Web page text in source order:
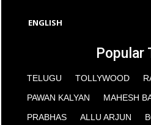
ENGLISH
Popular
TELUGU TOLLYWOOD
PAWAN KALYAN
MAHESH
PRABHAS
ALLU ARJUN